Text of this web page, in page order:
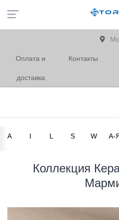
Оплата и
доставка
Контакты
A I L S W А-
Коллекция